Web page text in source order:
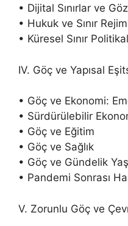
• Dijital Sınırlar ve
• Hukuk ve Sınır
• Küresel Sınır
IV. Göç ve Yapısal
• Göç ve Ekonomi:
• Sürdürülebilir
• Göç ve Eğitim
• Göç ve Sağlık
• Göç ve Gündelik
• Pandemi Sonrası
V. Zorunlu Göç ve